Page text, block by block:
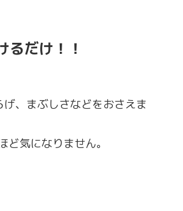
だけ！！
、まぶしさなどをおさえま
気になりません。